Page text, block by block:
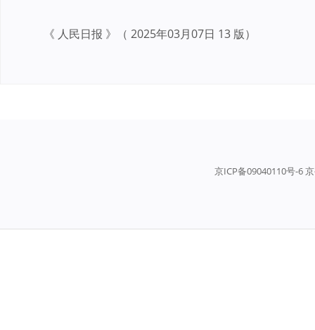
《 人民日报 》（ 2025年03月07日 13 版）
京ICP备09040110号-6